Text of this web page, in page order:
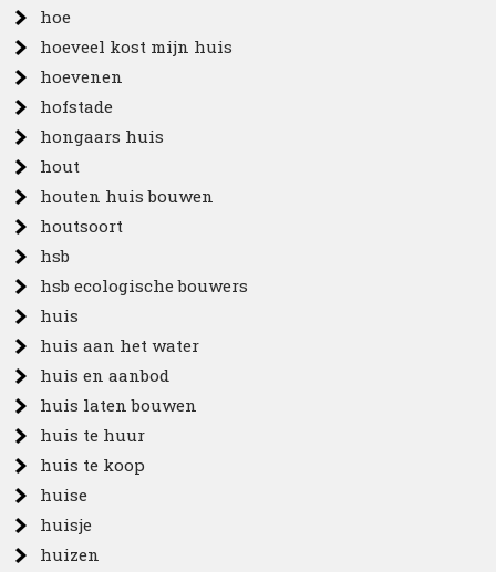
hoe
hoeveel kost mijn huis
hoevenen
hofstade
hongaars huis
hout
houten huis bouwen
houtsoort
hsb
hsb ecologische bouwers
huis
huis aan het water
huis en aanbod
huis laten bouwen
huis te huur
huis te koop
huise
huisje
huizen